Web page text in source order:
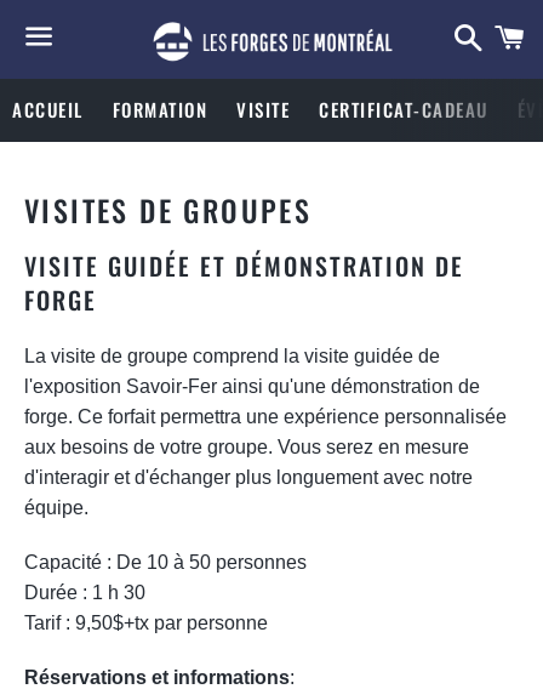
Search
ACCUEIL FORMATION VISITE CERTIFICAT-CADEAU
VISITES DE GROUPES
VISITE GUIDÉE ET DÉMONSTRATION DE
FORGE
La visite de groupe comprend la visite guidée de
l'exposition Savoir-Fer ainsi qu'une démonstration de
forge. Ce forfait permettra une expérience personnalisée
aux besoins de votre groupe. Vous serez en mesure
d'interagir et d'échanger plus longuement avec notre
équipe.
Capacité : De 10 à 50 personnes
Durée : 1 h 30
Tarif : 9,50$+tx par personne
Réservations et informations: